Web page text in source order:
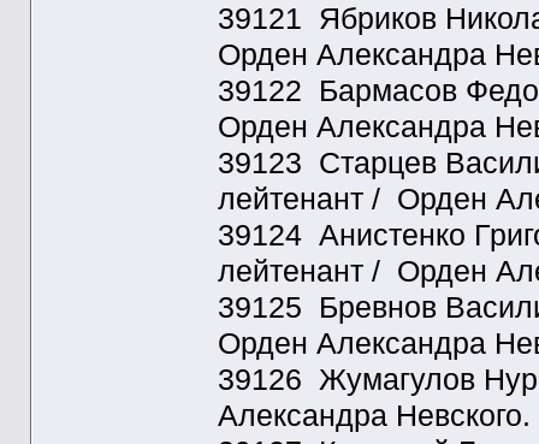
39121 Ябриков
Орден Александра
39122 Бармасов
Орден Александра
39123 Старцев
лейтенант / Орден
39124 Анистенко
лейтенант / Орден
39125 Бревнов
Орден Александра
39126 Жумагулов
Александра Невского.